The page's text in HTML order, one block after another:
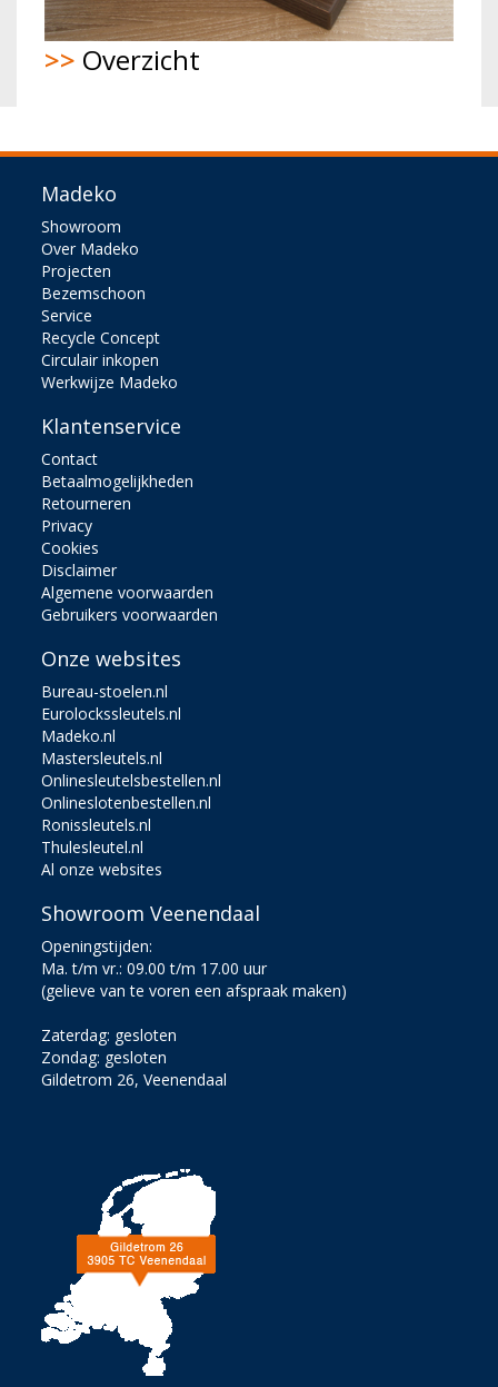
>> Overzicht
Madeko
Showroom
Over Madeko
Projecten
Bezemschoon
Service
Recycle Concept
Circulair inkopen
Werkwijze Madeko
Klantenservice
Contact
Betaalmogelijkheden
Retourneren
Privacy
Cookies
Disclaimer
Algemene voorwaarden
Gebruikers voorwaarden
Onze websites
Bureau-stoelen.nl
Eurolockssleutels.nl
Madeko.nl
Mastersleutels.nl
Onlinesleutelsbestellen.nl
Onlineslotenbestellen.nl
Ronissleutels.nl
Thulesleutel.nl
Al onze websites
Showroom Veenendaal
Openingstijden:
Ma. t/m vr.: 09.00 t/m 17.00 uur
(gelieve van te voren een afspraak maken)
Zaterdag: gesloten
Zondag: gesloten
Gildetrom 26, Veenendaal